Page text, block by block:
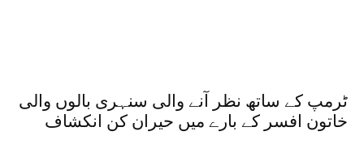
ٹرمپ کے ساتھ نظر آنے والی سنہری بالوں والی
خاتون افسر کے بارے میں حیران کن انکشاف